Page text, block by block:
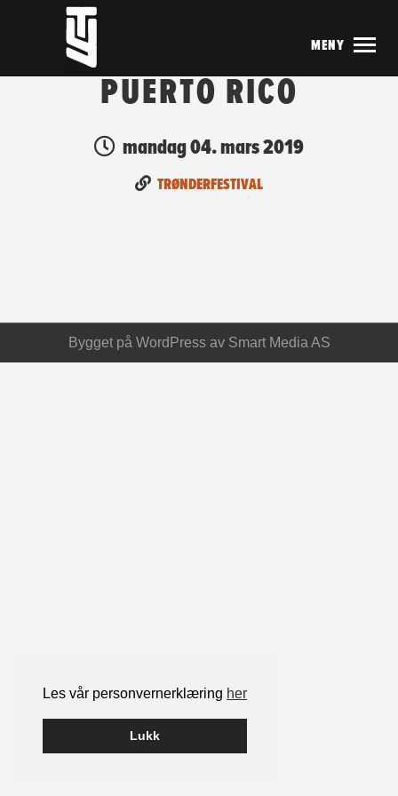
Les vår personvernerklæring her
Lukk
MENY
PUERTO RICO
mandag 04. mars 2019
TRØNDERFESTIVAL
Bygget på WordPressav Smart Media AS